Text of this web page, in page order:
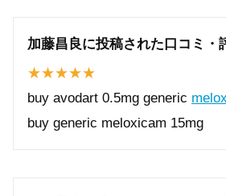
加藤昌良に投稿された口コミ・
buy avodart 0.5mg generic
buy generic meloxicam 15mg